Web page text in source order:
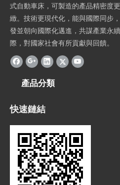
式自動車床，可製造的產品精密度
緻。技術更現代化，能與國際同步
發並朝向國際化邁進，共謀產業永
際，對國家社會有所貢獻與回饋。
產品分類
快速鏈結